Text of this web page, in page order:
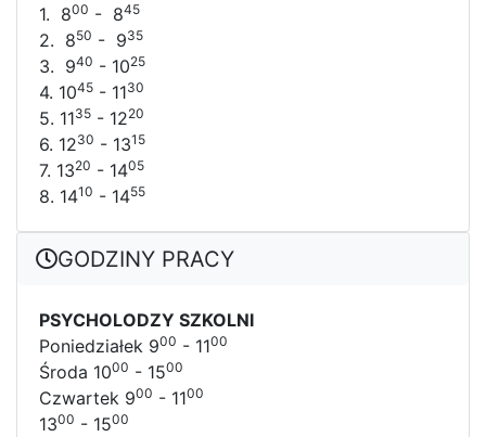
1. 800 - 845
2. 850 - 935
3. 940 - 1025
4. 1045 - 1130
5. 1135 - 1220
6. 1230 - 1315
7. 1320 - 1405
8. 1410 - 1455
GODZINY PRACY
PSYCHOLODZY SZKOLNI
Poniedziałek 900 - 1100
Środa 1000 - 1500
Czwartek 900 - 1100
1300 - 1500